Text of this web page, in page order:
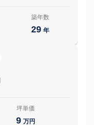
築年数
29 年
坪単価
9 万円